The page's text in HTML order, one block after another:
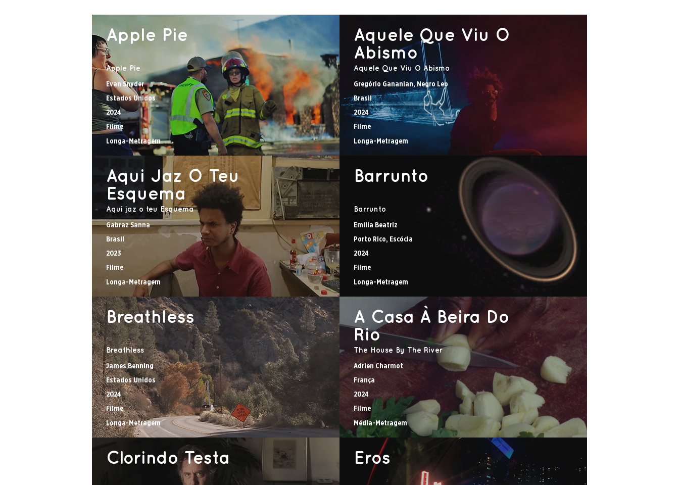
Apple Pie
Longa-Metragem
Apple Pie
Evan Snyder
Estados Unidos
2024
Filme
Aqui Jaz O Teu
Esquema
Longa-Metragem
Aqui jaz o teu Esquema
Gabraz Sanna
Brasil
2023
Filme
Breathless
Longa-Metragem
Breathless
James Benning
Estados Unidos
2024
Filme
Clorindo Testa
Aquele Que Viu O
Abismo
Longa-Metragem
Aquele Que Viu O Abismo
Gregório Gananian, Negro Leo
Brasil
2024
Filme
Barrunto
Longa-Metragem
Barrunto
Emilia Beatriz
Porto Rico, Escócia
2024
Filme
A Casa À Beira Do
Rio
Média-Metragem
The House By The River
Adrien Charmot
França
2024
Filme
Eros